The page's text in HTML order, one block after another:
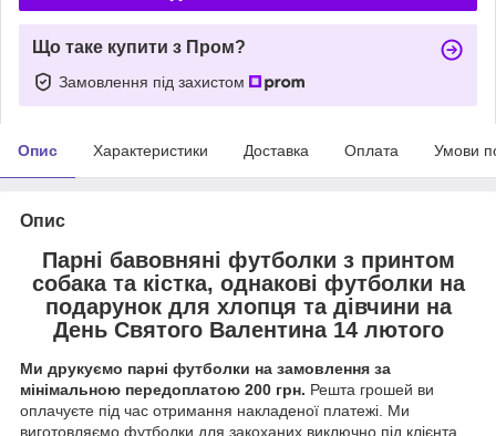
Що таке купити з Пром?
Замовлення під захистом
Опис Характеристики Доставка Оплата Умови
Опис
Парні бавовняні футболки з принтом
собака та кістка, однакові футболки на
подарунок для хлопця та дівчини на
День Святого Валентина 14 лютого
Ми друкуємо парні футболки на замовлення за
мінімальною передоплатою 200 грн. Решта грошей ви
оплачуєте під час отримання накладеної платежі. Ми
виготовляємо футболки для закоханих виключно під клієнта